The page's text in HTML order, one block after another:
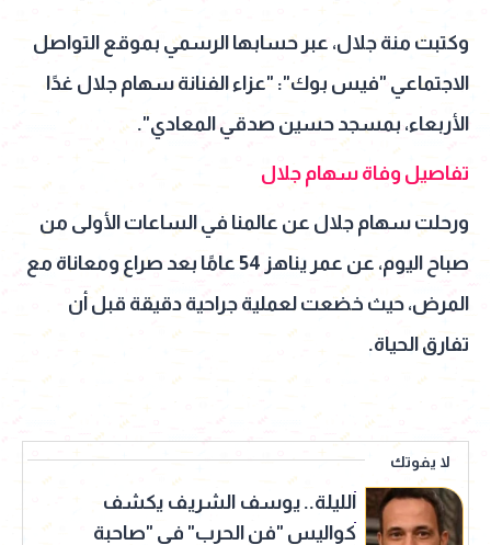
وكتبت منة جلال، عبر حسابها الرسمي بموقع التواصل
الاجتماعي "فيس بوك": "عزاء الفنانة سهام جلال غدًا
الأربعاء، بمسجد حسين صدقي المعادي".
تفاصيل وفاة سهام جلال
ورحلت سهام جلال عن عالمنا في الساعات الأولى من
صباح اليوم، عن عمر يناهز 54 عامًا بعد صراع ومعاناة مع
المرض، حيث خضعت لعملية جراحية دقيقة قبل أن
تفارق الحياة.
لا يفوتك
الليلة.. يوسف الشريف يكشف
كواليس "فن الحرب" في "صاحبة